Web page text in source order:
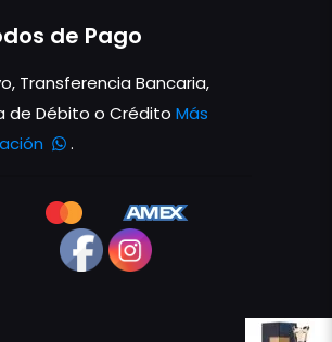
de Pago
Transferencia Bancaria,
de Débito o CréditoMás
.